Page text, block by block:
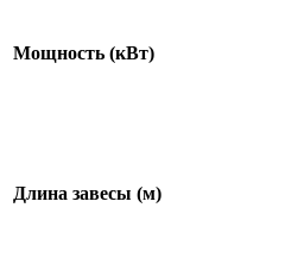
Мощность (кВт)
Длина завесы (м)